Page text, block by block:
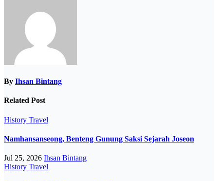
By Ihsan Bintang
Related Post
History Travel
Namhansanseong, Benteng Gunung Saksi Sejarah Joseon
Jul 25, 2026 Ihsan Bintang
History Travel